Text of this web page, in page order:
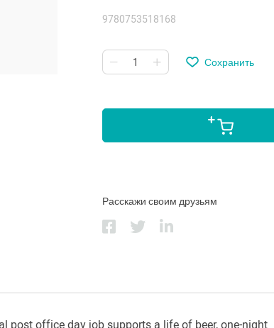
9780753518168
Сохранить
Расскажи своим друзьям
post office day job supports a life of beer, one-night